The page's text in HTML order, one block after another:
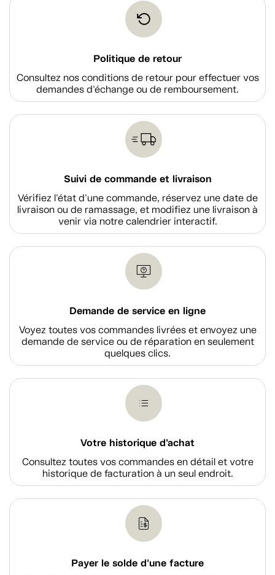
Politique de retour
Consultez nos conditions de retour pour effectuer vos
demandes d'échange ou de remboursement.
Suivi de commande et livraison
Vérifiez l'état d'une commande, réservez une date de
livraison ou de ramassage, et modifiez une livraison à
venir via notre calendrier interactif.
Demande de service en ligne
Voyez toutes vos commandes livrées et envoyez une
demande de service ou de réparation en seulement
quelques clics.
Votre historique d'achat
Consultez toutes vos commandes en détail et votre
historique de facturation à un seul endroit.
Payer le solde d'une facture